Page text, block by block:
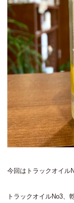
今回はトラックオイル
トラックオイルNo3、